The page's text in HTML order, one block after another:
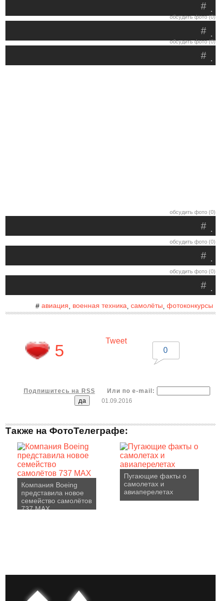
.
#
обсудить фото (0)
.
#
обсудить фото (0)
.
#
обсудить фото (0)
.
#
обсудить фото (0)
.
#
обсудить фото (0)
.
#
# авиация военная техника, самолёты фотоконкурсы
5
Tweet
0
Подпишитесь на RSS
Или по e-mail:
01.09.2016
Также на ФотоТелеграфе:
Компания Boeing
представила новое
семейство самолётов
737 MAX
Пугающие факты о
самолетах и
авиаперелетах